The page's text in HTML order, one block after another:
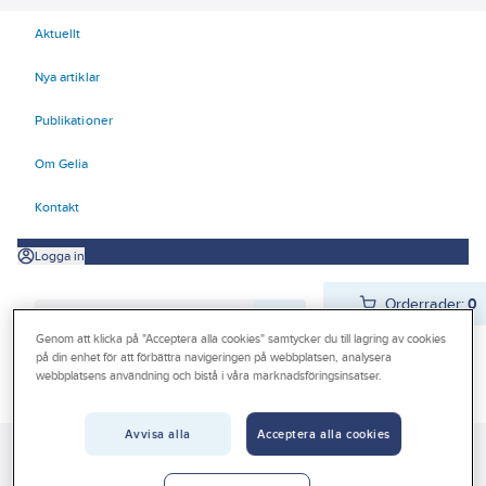
Aktuellt
Nya artiklar
Publikationer
Om Gelia
Kontakt
Logga in
Orderrader:0
Konsumentvaror 90-98 98 Värme
Genom att klicka på "Acceptera alla cookies" samtycker du till lagring av cookies
på din enhet för att förbättra navigeringen på webbplatsen, analysera
webbplatsens användning och bistå i våra marknadsföringsinsatser.
Avvisa alla Acceptera alla cookies